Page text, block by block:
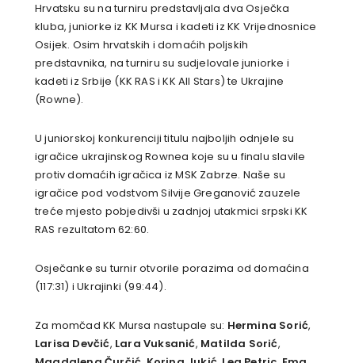
Hrvatsku su na turniru predstavljala dva Osječka
kluba, juniorke iz KK Mursa i kadeti iz KK Vrijednosnice
Osijek. Osim hrvatskih i domaćih poljskih
predstavnika, na turniru su sudjelovale juniorke i
kadeti iz Srbije (KK RAS i KK All Stars) te Ukrajine
(Rowne).
U juniorskoj konkurenciji titulu najboljih odnjele su
igračice ukrajinskog Rownea koje su u finalu slavile
protiv domaćih igračica iz MSK Zabrze. Naše su
igračice pod vodstvom Silvije Greganović zauzele
treće mjesto pobjedivši u zadnjoj utakmici srpski KK
RAS rezultatom 62:60.
Osječanke su turnir otvorile porazima od domaćina
(117:31) i Ukrajinki (99:44).
Za momčad KK Mursa nastupale su: Hermina Sorić,
Larisa Devčić, Lara Vuksanić, Matilda Sorić,